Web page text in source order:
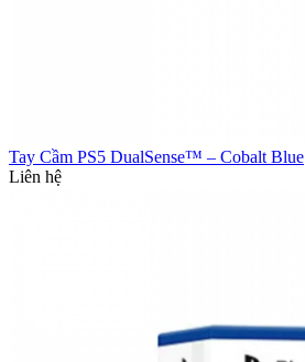
Tay Cầm PS5 DualSense™ – Cobalt Blue
Liên hệ